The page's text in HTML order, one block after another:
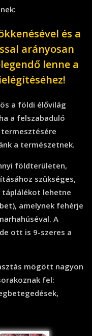
és a
arányosan
lenne a
a földi élővilág
a felszabaduló
a természetnek.
földterületen,
szükséges,
táplálékot lehetne
amelynek fehérje
A
ott is 9-szeres a
mögött nagyon
fel: